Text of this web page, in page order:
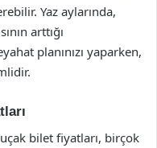
Yaz aylarında,
arttığı
planınızı yaparken,
uçak bilet fiyatları, birçok